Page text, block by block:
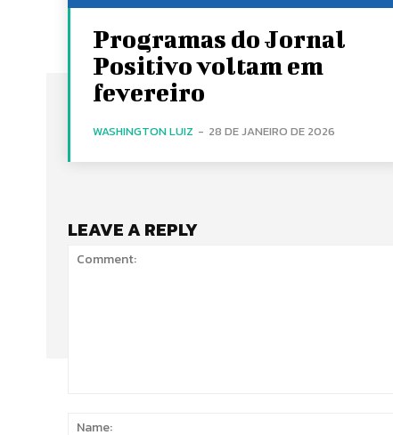
Programas do Jornal
Positivo voltam em
fevereiro
WASHINGTON LUIZ - 28 DE JANEIRO DE 2026
LEAVE A REPLY